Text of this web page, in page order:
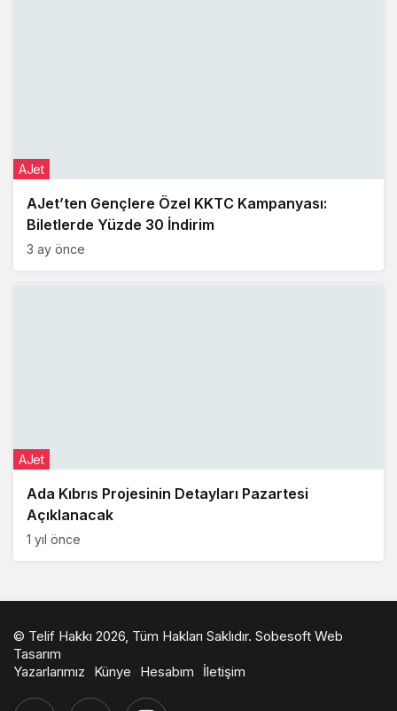
AJet’ten Gençlere Özel KKTC Kampanyası:
Biletlerde Yüzde 30 İndirim
AJet
3 ay önce
Ada Kıbrıs Projesinin Detayları Pazartesi
Açıklanacak
AJet
1 yıl önce
© Telif Hakkı 2026, Tüm Hakları Saklıdır. Sobesoft Web
Tasarım
Yazarlarımız
Künye Hesabım İletişim